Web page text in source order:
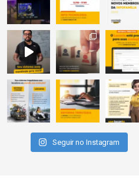
Seguir no Instagram